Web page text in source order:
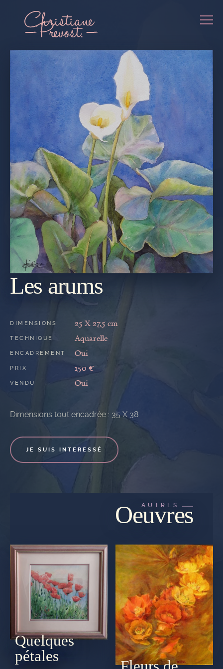
REVENIR
À LA
Les arums
DIMENSIONS 25 X 27,5 cm
TECHNIQUE Aquarelle
ENCADREMENT Oui
PRIX 150 €
VENDU Oui
Dimensions tout encadrée : 35 X 38
JE SUIS INTERESSÉ
AUTRES
Oeuvres
Quelques
pétales